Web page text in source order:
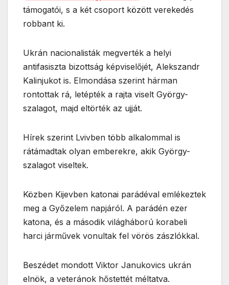
támogatói, s a két csoport között verekedés
robbant ki.
Ukrán nacionalisták megverték a helyi
antifasiszta bizottság képviselőjét, Alekszandr
Kalinjukot is. Elmondása szerint hárman
rontottak rá, letépték a rajta viselt György-
szalagot, majd eltörték az ujját.
Hírek szerint Lvivben több alkalommal is
rátámadtak olyan emberekre, akik György-
szalagot viseltek.
Közben Kijevben katonai parádéval emlékeztek
meg a Győzelem napjáról. A parádén ezer
katona, és a második világháború korabeli
harci járművek vonultak fel vörös zászlókkal.
Beszédet mondott Viktor Janukovics ukrán
elnök, a veteránok hőstettét méltatva.